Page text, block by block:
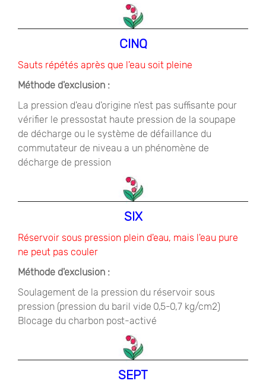
CINQ
Sauts répétés après que l'eau soit pleine
Méthode d'exclusion :
La pression d'eau d'origine n'est pas suffisante pour
vérifier le pressostat haute pression de la soupape
de décharge ou le système de défaillance du
commutateur de niveau a un phénomène de
décharge de pression
SIX
Réservoir sous pression plein d'eau, mais l'eau pure
ne peut pas couler
Méthode d'exclusion :
Soulagement de la pression du réservoir sous
pression (pression du baril vide 0,5-0,7 kg/cm2)
Blocage du charbon post-activé
SEPT